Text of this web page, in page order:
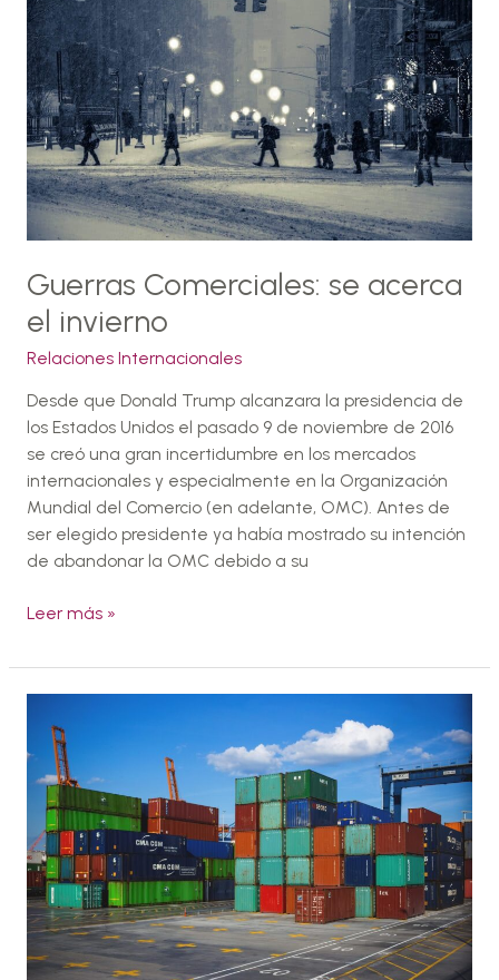
Guerras Comerciales: se acerca
el invierno
Relaciones Internacionales
Desde que Donald Trump alcanzara la presidencia de
los Estados Unidos el pasado 9 de noviembre de 2016
se creó una gran incertidumbre en los mercados
internacionales y especialmente en la Organización
Mundial del Comercio (en adelante, OMC). Antes de
ser elegido presidente ya había mostrado su intención
de abandonar la OMC debido a su
se
acerca
el
invierno
Leer más »
¿Cuáles
serán
los
países
más
afectados?